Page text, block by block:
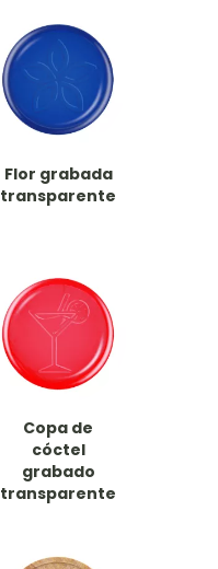
Flor grabada
transparente
Copa de
cóctel
grabado
transparente